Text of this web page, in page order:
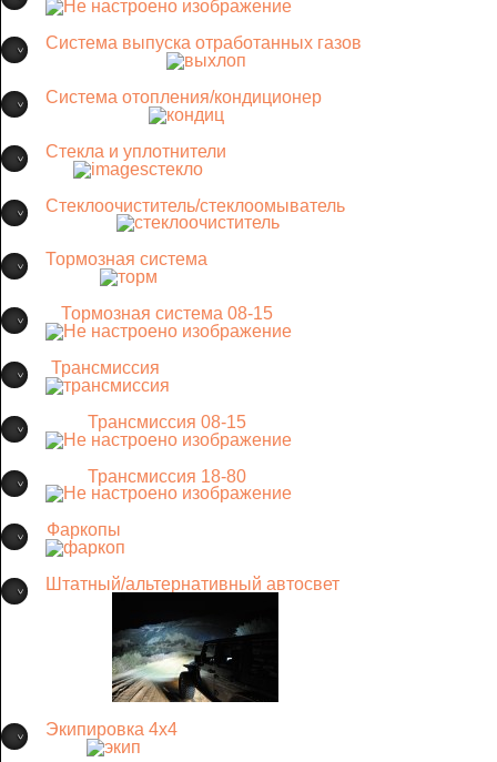
Система выпуска отработанных газов
Система отопления/кондиционер
Стекла и уплотнители
Стеклоочиститель/стеклоомыватель
Тормозная система
Тормозная система 08-15
Трансмиссия
Трансмиссия 08-15
Трансмиссия 18-80
Фаркопы
Штатный/альтернативный автосвет
Экипировка 4х4